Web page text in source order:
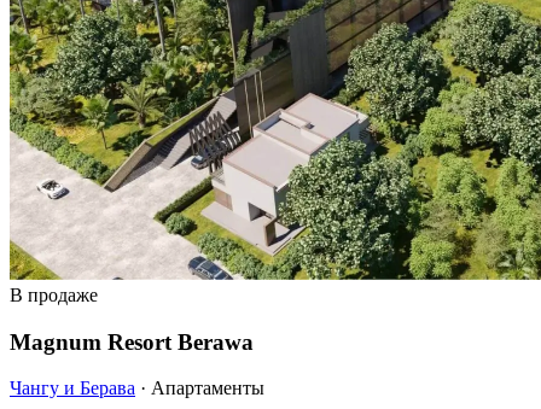
В продаже
Magnum Resort Berawa
Чангу и Берава · Апартаменты